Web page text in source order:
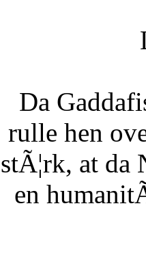
Da
rulle hen
stÃ¦rk, at
en